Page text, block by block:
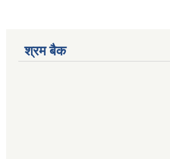
श्रम बैक